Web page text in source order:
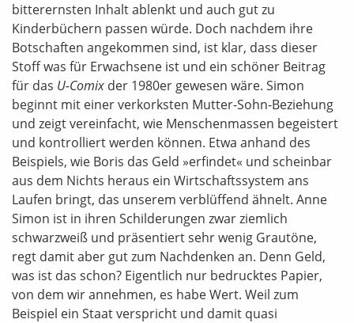
bitterernsten Inhalt ablenkt und auch gut zu
Kinderbüchern passen würde. Doch nachdem ihre
Botschaften angekommen sind, ist klar, dass dieser
Stoff was für Erwachsene ist und ein schöner Beitrag
für das U-Comix der 1980er gewesen wäre. Simon
beginnt mit einer verkorksten Mutter-Sohn-Beziehung
und zeigt vereinfacht, wie Menschenmassen begeistert
und kontrolliert werden können. Etwa anhand des
Beispiels, wie Boris das Geld »erfindet« und scheinbar
aus dem Nichts heraus ein Wirtschaftssystem ans
Laufen bringt, das unserem verblüffend ähnelt. Anne
Simon ist in ihren Schilderungen zwar ziemlich
schwarzweiß und präsentiert sehr wenig Grautöne,
regt damit aber gut zum Nachdenken an. Denn Geld,
was ist das schon? Eigentlich nur bedrucktes Papier,
von dem wir annehmen, es habe Wert. Weil zum
Beispiel ein Staat verspricht und damit quasi